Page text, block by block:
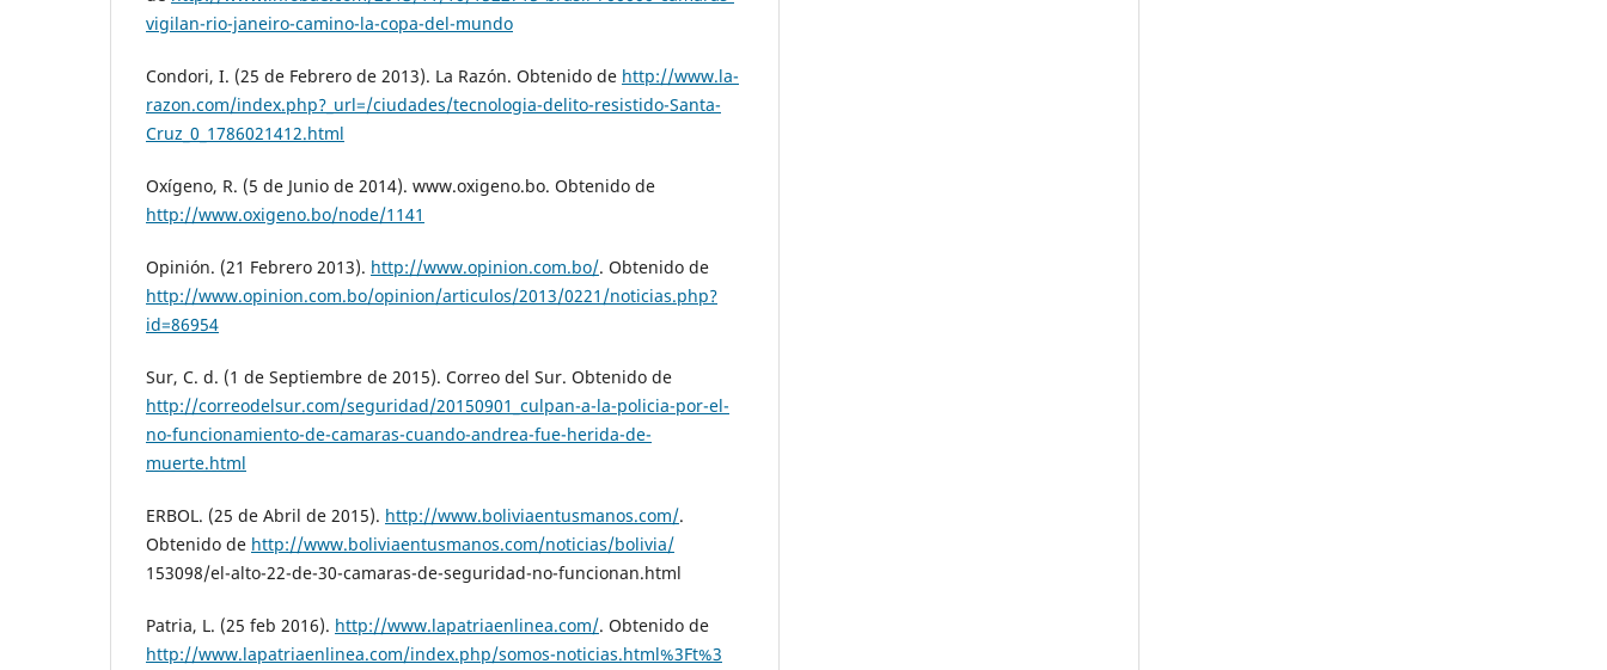
vigilan-rio-janeiro-camino-la-copa-del-mundo
Condori, I. (25 de Febrero de 2013). La Razón. Obtenido de http://www.la-
razon.com/index.php?_url=/ciudades/tecnologia-delito-resistido-Santa-
Cruz_0_1786021412.html
Oxígeno, R. (5 de Junio de 2014). www.oxigeno.bo. Obtenido de
http://www.oxigeno.bo/node/1141
Opinión. (21 Febrero 2013). http://www.opinion.com.bo/. Obtenido de
http://www.opinion.com.bo/opinion/articulos/2013/0221/noticias.php?
id=86954
Sur, C. d. (1 de Septiembre de 2015). Correo del Sur. Obtenido de
http://correodelsur.com/seguridad/20150901_culpan-a-la-policia-por-el-
no-funcionamiento-de-camaras-cuando-andrea-fue-herida-de-
muerte.html
ERBOL. (25 de Abril de 2015). http://www.boliviaentusmanos.com/.
Obtenido de http://www.boliviaentusmanos.com/noticias/bolivia/
153098/el-alto-22-de-30-camaras-de-seguridad-no-funcionan.html
Patria, L. (25 feb 2016). http://www.lapatriaenlinea.com/. Obtenido de
http://www.lapatriaenlinea.com/index.php/somos-noticias.html%3Ft%3